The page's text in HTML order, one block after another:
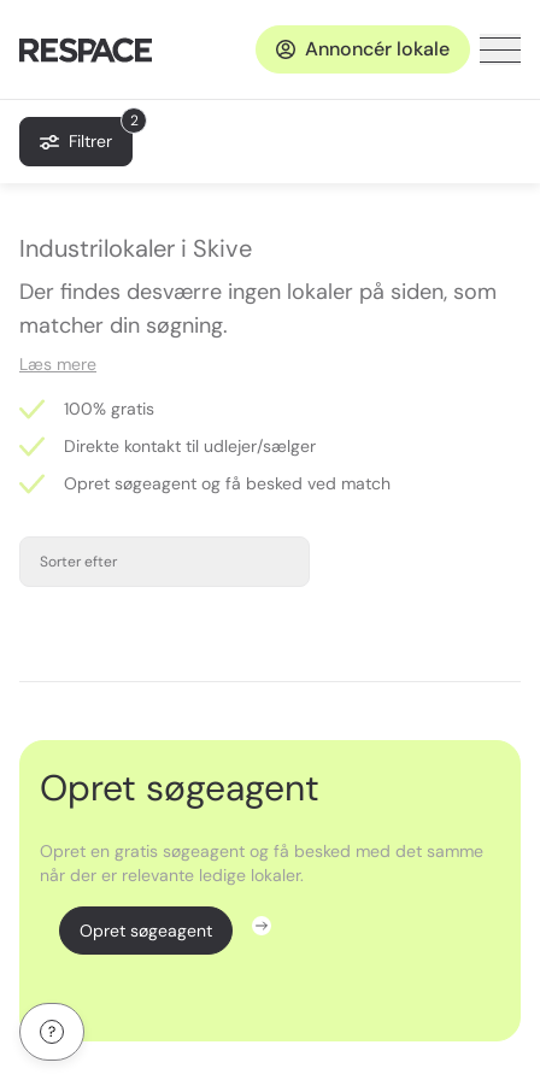
Annoncér lokale
2
Filtrer
Industrilokaler i Skive
Der findes desværre ingen lokaler på siden, som
matcher din søgning.
Læs mere
100% gratis
Direkte kontakt til udlejer/sælger
Opret søgeagent og få besked ved match
Sorter efter
Opret søgeagent
Opret en gratis søgeagent og få besked med det samme
når der er relevante ledige lokaler.
Opret søgeagent